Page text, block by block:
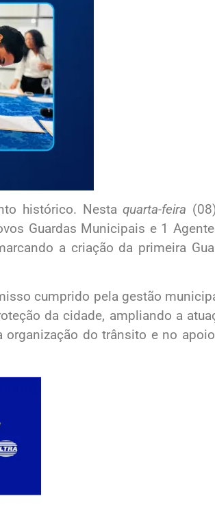
histórico. Nestaquarta-feira
Guardas Municipais e 1
a criação da primeira
cumprido pela gestão
da cidade, ampliando a
do trânsito e no